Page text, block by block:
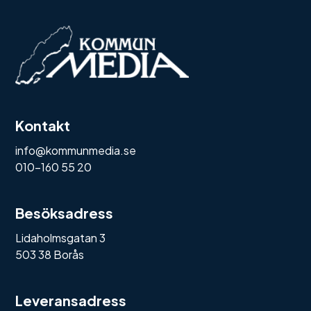
Kontakt
info@kommunmedia.se
010-160 55 20
Besöksadress
Lidaholmsgatan 3
503 38 Borås
Leveransadress